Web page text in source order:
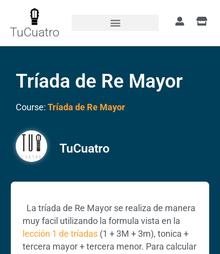
TuCuatro
Tríada de Re Mayor
Course: Tríada de Re Mayor
TuCuatro
La tríada de Re Mayor se realiza de manera
muy facil utilizando la formula vista en la
lección 1 de tríadas (1 + 3M + 3m), tonica +
tercera mayor + tercera menor. Para calcular